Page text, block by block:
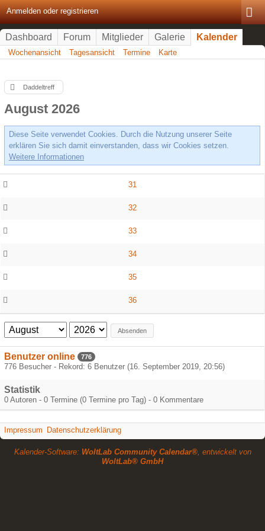
Anmelden oder registrieren
Dashboard Forum Mitglieder Galerie Kalender
Wochenansicht Tagesansicht Termine Karte
Daddeltreff
August 2026
Diese Seite verwendet Cookies. Durch die Nutzung unserer Seite
erklären Sie sich damit einverstanden, dass wir Cookies setzen.
Weitere Informationen
31
32
33
34
35
36
Absenden
Benutzer online 776
776 Besucher - Rekord: 6 Benutzer (16. September 2019, 20:56)
Statistik
0 Autoren - 0 Termine (0 Termine pro Tag) - 0 Kommentare
Impressum Datenschutzerklärung
Kalender-Software: WoltLab Community Calendar®, entwickelt von
WoltLab® GmbH